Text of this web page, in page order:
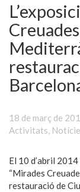
18 de març de
Activitats,
El 10 d’abril
“Mirades
restauració de